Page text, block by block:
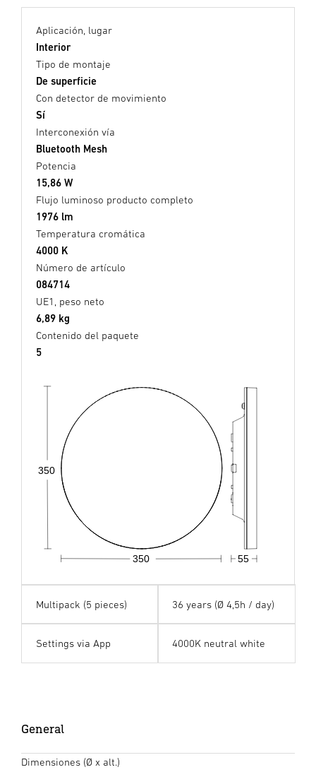
Aplicación, lugar
Interior
Tipo de montaje
De superficie
Con detector de movimiento
Sí
Interconexión vía
Bluetooth Mesh
Potencia
15,86 W
Flujo luminoso producto completo
1976 lm
Temperatura cromática
4000 K
Número de artículo
084714
UE1, peso neto
6,89 kg
Contenido del paquete
5
55
350
350
Multipack (5 pieces) 36 years (Ø 4,5h / day)
Settings via App 4000K neutral white
General
Dimensiones (Ø x alt.)